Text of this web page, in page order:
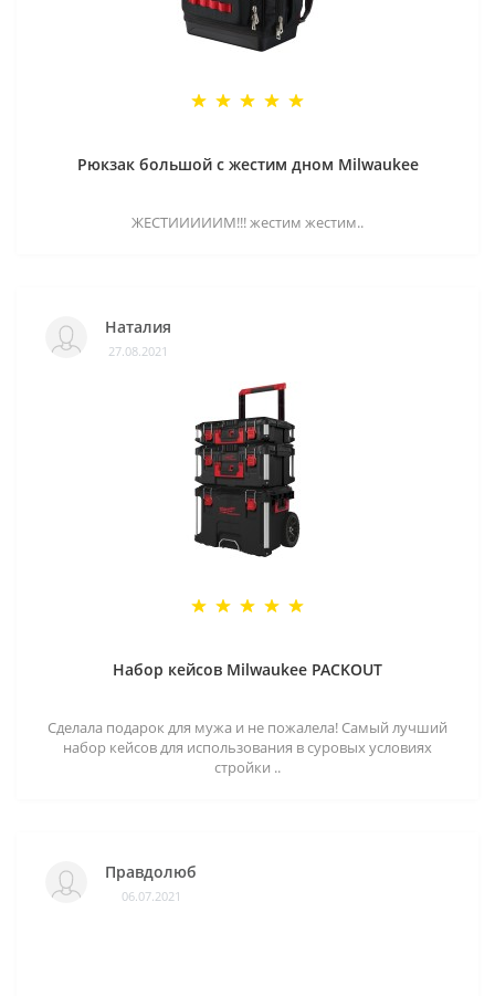
Рюкзак большой с жестим дном Milwaukee
ЖЕСТИИИИИМ!!! жестим жестим..
Наталия
27.08.2021
Набор кейсов Milwaukee PACKOUT
Сделала подарок для мужа и не пожалела! Самый лучший
набор кейсов для использования в суровых условиях
стройки ..
Правдолюб
06.07.2021